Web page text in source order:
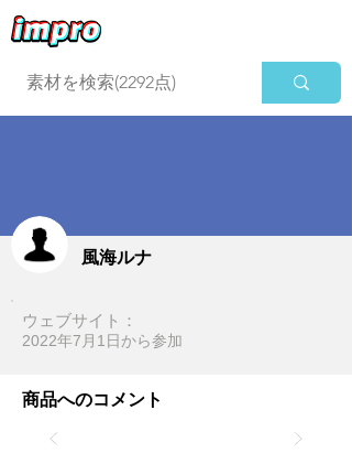
風海ルナ
ウェブサイト：
2022年7月1日​から参加
商品へのコメント